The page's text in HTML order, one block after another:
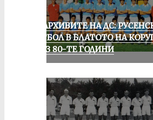
ИЗ АРХИВИТЕ НА ДС:
ФУТБОЛ В БЛАТОТО НА
ПРЕЗ 80-ТЕ ГОДИНИ